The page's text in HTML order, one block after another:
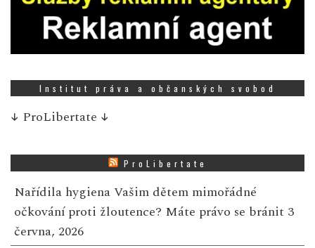
Institut práva a občanských svobod
↓ ProLibertate ↓
ProLibertate
Nařídila hygiena Vašim dětem mimořádné
očkování proti žloutence? Máte právo se bránit 3
června, 2026